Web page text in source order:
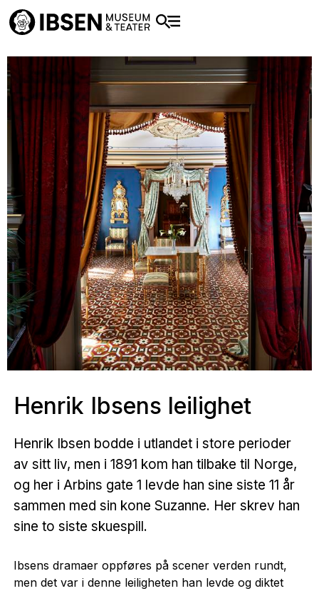
Henrik Ibsens leilighet
Henrik Ibsen bodde i utlandet i store perioder
av sitt liv, men i 1891 kom han tilbake til Norge,
og her i Arbins gate 1 levde han sine siste 11 år
sammen med sin kone Suzanne. Her skrev han
sine to siste skuespill.
Ibsens dramaer oppføres på scener verden rundt,
men det var i denne leiligheten han levde og diktet